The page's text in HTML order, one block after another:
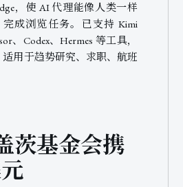
，使 AI 代理能像人类一样
成浏览任务。已支持 Kimi
、Codex、Hermes 等工具，
用于趋势研究、求职、航班
茨基金会携